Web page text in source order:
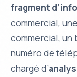
fragment
commercial,
commercial, un
numéro de
chargé d’